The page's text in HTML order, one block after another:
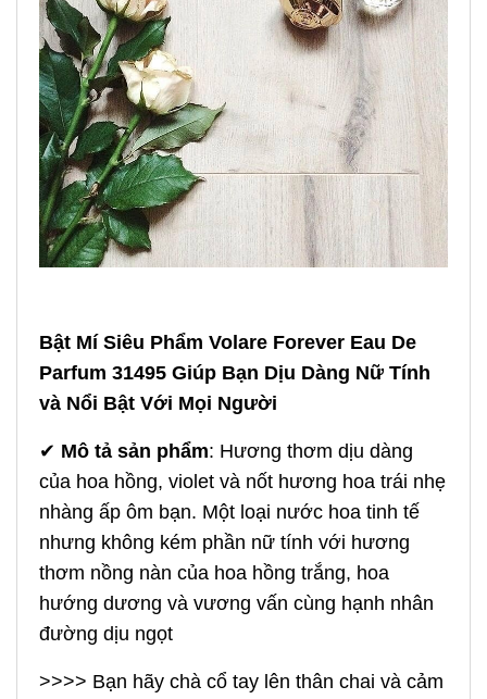
Bật Mí Siêu Phẩm Volare Forever Eau De
Parfum 31495 Giúp Bạn Dịu Dàng Nữ Tính
và Nổi Bật Với Mọi Người
✔ Mô tả sản phẩm: Hương thơm dịu dàng
của hoa hồng, violet và nốt hương hoa trái nhẹ
nhàng ấp ôm bạn. Một loại nước hoa tinh tế
nhưng không kém phần nữ tính với hương
thơm nồng nàn của hoa hồng trắng, hoa
hướng dương và vương vấn cùng hạnh nhân
đường dịu ngọt
>>>> Bạn hãy chà cổ tay lên thân chai và cảm